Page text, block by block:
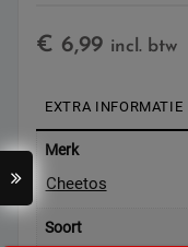
€ 6,99 incl. btw
EXTRA INFORMATIE
Merk
Cheetos
Soort